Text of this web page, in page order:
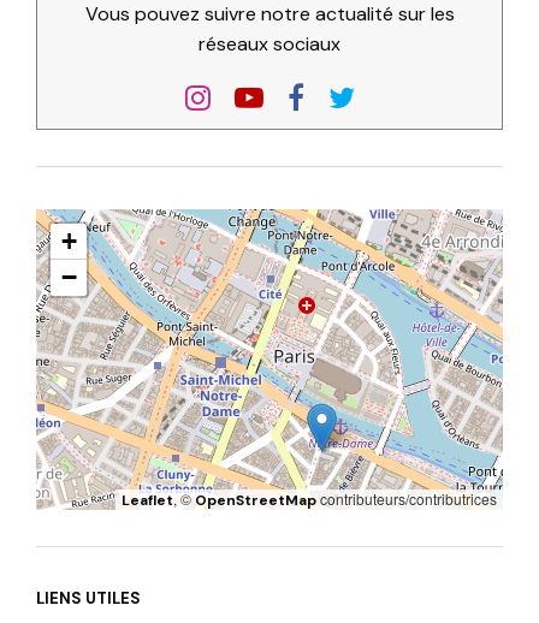
Vous pouvez suivre notre actualité sur les
réseaux sociaux
+
−
Leaflet, ©OpenStreetMapcontributeurs/contributrices
LIENS UTILES